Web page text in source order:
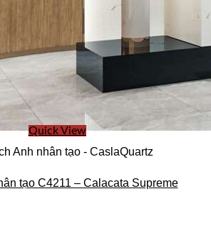
Quick View
Anh nhân tạo - CaslaQuartz
tạo C4211 – Calacata Supreme